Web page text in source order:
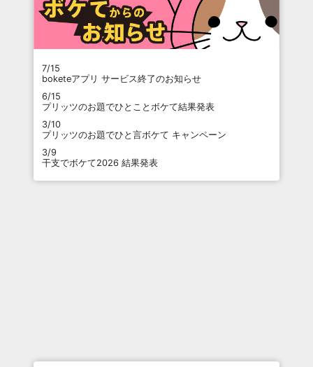
7/15
boketeアプリ サービス終了のお知らせ
6/15
プリッツのお題でひとことボケて結果発表
3/10
プリッツのお題でひと言ボケて キャンペーン
3/9
干支でボケて2026 結果発表